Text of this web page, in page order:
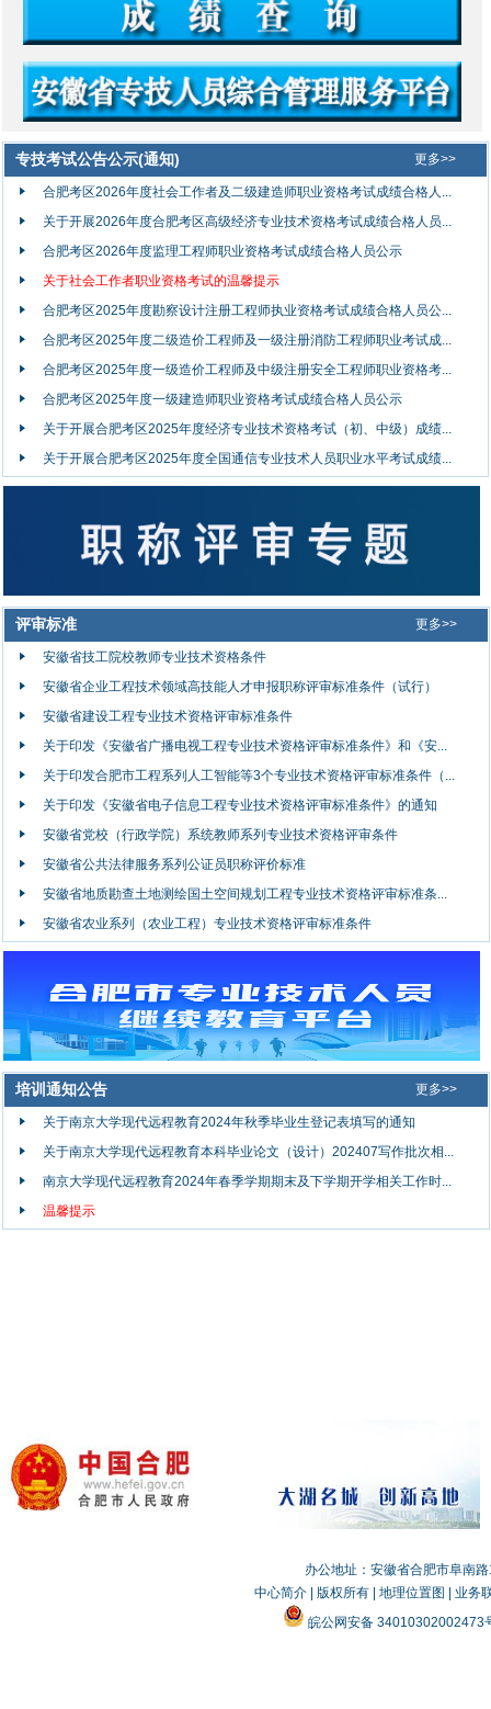
专技考试公告公示(通知) 更多>>
合肥考区2026年度社会工作者及二级建造师职业资格考试成绩合格人...
关于开展2026年度合肥考区高级经济专业技术资格考试成绩合格人员...
合肥考区2026年度监理工程师职业资格考试成绩合格人员公示
关于社会工作者职业资格考试的温馨提示
合肥考区2025年度勘察设计注册工程师执业资格考试成绩合格人员公...
合肥考区2025年度二级造价工程师及一级注册消防工程师职业考试成...
合肥考区2025年度一级造价工程师及中级注册安全工程师职业资格考...
合肥考区2025年度一级建造师职业资格考试成绩合格人员公示
关于开展合肥考区2025年度经济专业技术资格考试（初、中级）成绩...
关于开展合肥考区2025年度全国通信专业技术人员职业水平考试成绩...
评审标准 更多>>
安徽省技工院校教师专业技术资格条件
安徽省企业工程技术领域高技能人才申报职称评审标准条件（试行）
安徽省建设工程专业技术资格评审标准条件
关于印发《安徽省广播电视工程专业技术资格评审标准条件》和《安...
关于印发合肥市工程系列人工智能等3个专业技术资格评审标准条件（...
关于印发《安徽省电子信息工程专业技术资格评审标准条件》的通知
安徽省党校（行政学院）系统教师系列专业技术资格评审条件
安徽省公共法律服务系列公证员职称评价标准
安徽省地质勘查土地测绘国土空间规划工程专业技术资格评审标准条...
安徽省农业系列（农业工程）专业技术资格评审标准条件
培训通知公告 更多>>
关于南京大学现代远程教育2024年秋季毕业生登记表填写的通知
关于南京大学现代远程教育本科毕业论文（设计）202407写作批次相...
南京大学现代远程教育2024年春季学期期末及下学期开学相关工作时...
温馨提示
办公地址：安徽省合肥市阜南
中心简介| 版权所有| 地理位置图
业务
皖公网安备 34010302002473